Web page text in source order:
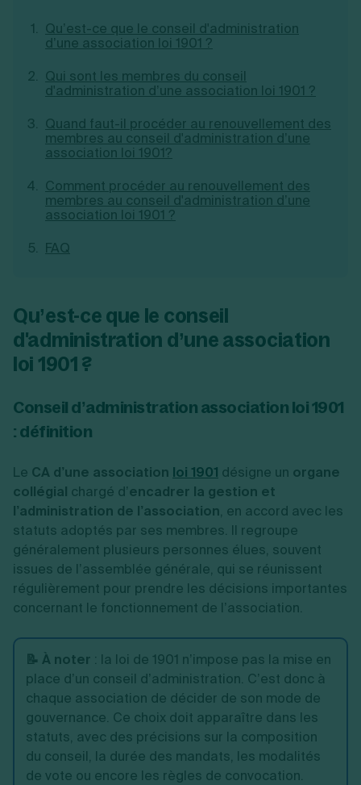
Je suis autonome
Je souhaite être accompagné
comptable LS Compta
Création de SASU
Création de SARL
Création de SCI
Création d'association
Aides à la création d’entreprise
Ouverture compte pro
Fermeture d’une entreprise
Création d'entreprise
Qu’est-ce que le conseil d'administration
d’une association loi 1901 ?
Qui sont les membres du conseil
d'administration d’une association loi 1901 ?
Quand faut-il procéder au renouvellement des
membres au conseil d'administration d’une
association loi 1901?
Comment procéder au renouvellement des
membres au conseil d'administration d’une
association loi 1901 ?
FAQ
Qu’est-ce que le conseil
d'administration d’une association
loi 1901 ?
Conseil d’administration association loi 1901
: définition
Le CA d’une association loi 1901 désigne un organe
collégial chargé d’encadrer la gestion et
l’administration de l’association, en accord avec les
statuts adoptés par ses membres. Il regroupe
généralement plusieurs personnes élues, souvent
issues de l’assemblée générale, qui se réunissent
régulièrement pour prendre les décisions importantes
concernant le fonctionnement de l’association.
📝 À noter : la loi de 1901 n’impose pas la mise en
place d’un conseil d’administration. C’est donc à
chaque association de décider de son mode de
gouvernance. Ce choix doit apparaître dans les
statuts, avec des précisions sur la composition
du conseil, la durée des mandats, les modalités
de vote ou encore les règles de convocation.